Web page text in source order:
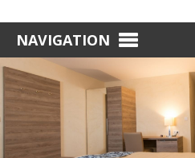
NAVIGATION
WILLKOMMEN
HOTEL